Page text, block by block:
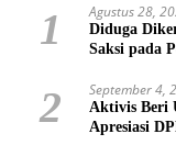
1 Agustus 28,
Diduga
Saksi pada
2 September 4,
Aktivis Beri
Apresiasi